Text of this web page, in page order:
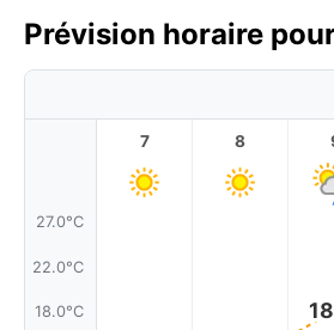
Prévision horaire
27.0°C
22.0°C
18.0°C
7 8